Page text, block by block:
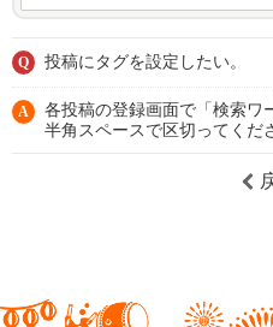
Q 投稿にタグを設定したい。
A
各投稿の登録画面で「検索ワ
半角スペースで区切ってくだ